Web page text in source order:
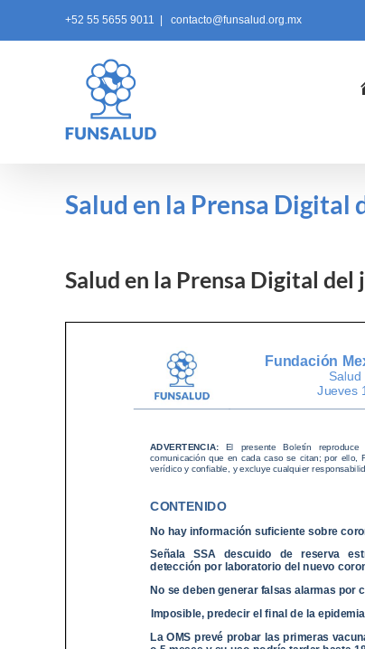
+52 55 5655 9011 contacto@funsalud.org.mx
Salud en la Prensa Digital
Salud en la Prensa Digital